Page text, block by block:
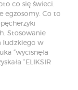
co się świeci.
egzosomy. Co to
Stosowanie
ludzkiego w
“wycisnęła
“ELIKSIR